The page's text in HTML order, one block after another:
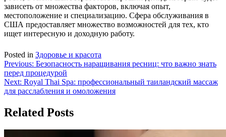
зависеть от множества факторов, включая опыт,
местоположение и специализацию. Сфера обслуживания в
США предоставляет множество возможностей для тех, кто
ищет интересную и доходную работу.
Posted in Здоровье и красота
Навигация
по
записям
Previous: Безопасность наращивания ресниц: что важно знать
перед процедурой
Next: Royal Thai Spa: профессиональный таиландский массаж
для расслабления и омоложения
Related Posts